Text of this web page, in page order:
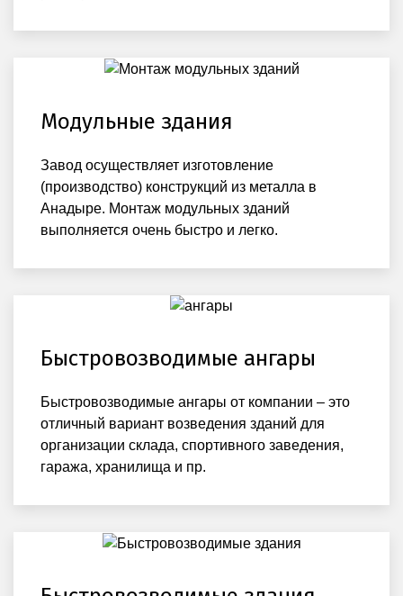
Модульные здания
Завод осуществляет изготовление
(производство) конструкций из металла в
Анадыре. Монтаж модульных зданий
выполняется очень быстро и легко.
Быстровозводимые ангары
Быстровозводимые ангары от компании – это
отличный вариант возведения зданий для
организации склада, спортивного заведения,
гаража, хранилища и пр.